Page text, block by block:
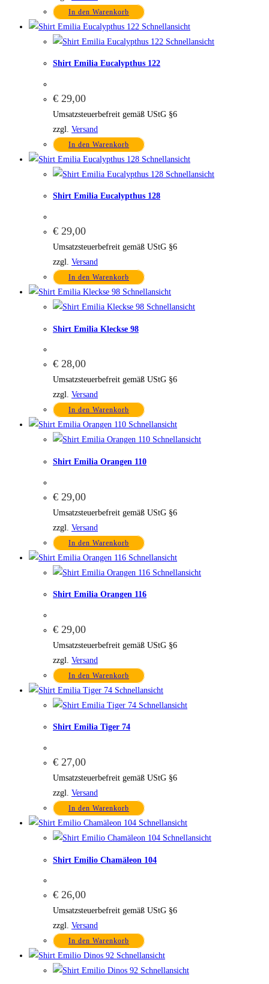
In den Warenkorb
Schnellansicht
Schnellansicht
Shirt Emilia Eucalypthus 122
€ 29,00
Umsatzsteuerbefreit gemäß UStG §6
zzgl. Versand
In den Warenkorb
Schnellansicht
Schnellansicht
Shirt Emilia Eucalypthus 128
€ 29,00
Umsatzsteuerbefreit gemäß UStG §6
zzgl. Versand
In den Warenkorb
Schnellansicht
Schnellansicht
Shirt Emilia Kleckse 98
€ 28,00
Umsatzsteuerbefreit gemäß UStG §6
zzgl. Versand
In den Warenkorb
Schnellansicht
Schnellansicht
Shirt Emilia Orangen 110
€ 29,00
Umsatzsteuerbefreit gemäß UStG §6
zzgl. Versand
In den Warenkorb
Schnellansicht
Schnellansicht
Shirt Emilia Orangen 116
€ 29,00
Umsatzsteuerbefreit gemäß UStG §6
zzgl. Versand
In den Warenkorb
Schnellansicht
Schnellansicht
Shirt Emilia Tiger 74
€ 27,00
Umsatzsteuerbefreit gemäß UStG §6
zzgl. Versand
In den Warenkorb
Schnellansicht
Schnellansicht
Shirt Emilio Chamäleon 104
€ 26,00
Umsatzsteuerbefreit gemäß UStG §6
zzgl. Versand
In den Warenkorb
Schnellansicht
Schnellansicht